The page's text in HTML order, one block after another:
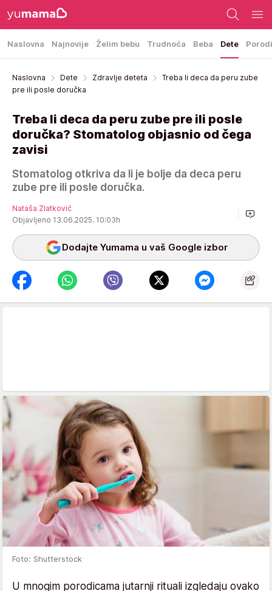
Naslovna Najnovije Želim bebu Trudnoća Beba Dete
Naslovna Dete Zdravlje deteta
Treba li deca da peru zube
pre ili posle doručka
Treba li deca da peru zube pre ili posle
doručka? Stomatolog objasnio od čega
zavisi
Stomatolog otkriva da li je bolje da deca peru
zube pre ili posle doručka.
Nataša Zlatković
Objavljeno 13.06.2025. 10:03h
Dodajte Yumama u vaš Google izbor
Foto: Shutterstock
U mnogim porodicama jutarnji rituali izgledaju ovako